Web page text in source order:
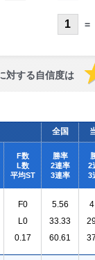
1 =
対する自信度は
全国
F数
L数
平均ST
勝率
2連率
3連率
2
3
F0
L0
0.17
5.56
33.33
60.61